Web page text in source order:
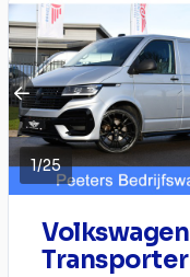
1/25
Volkswagen
Transporter